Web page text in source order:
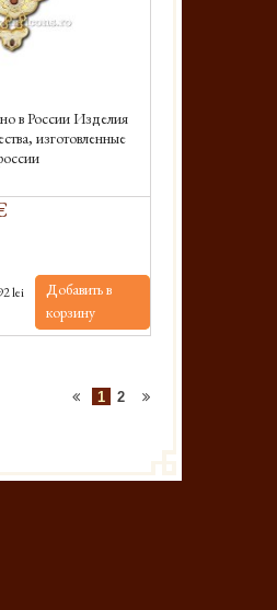
в России Изделия
изготовленные
lei
Добавить в
корзину
1 2